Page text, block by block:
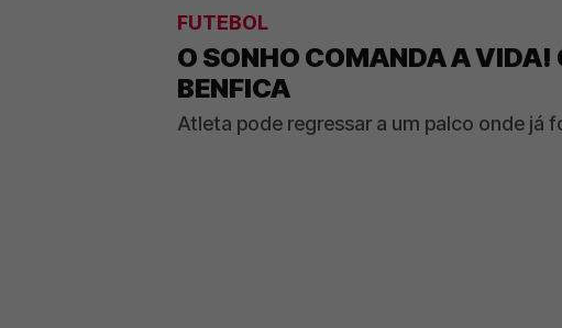
FUTEBOL
O SONHO COMANDA A VIDA!
BENFICA
Atleta pode regressar a um palco onde já